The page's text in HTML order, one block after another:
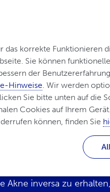
inversa Leben mit
Akne inversa zu
korrekte Funktionieren
Sie können
der
Hinweise. Wir werden
Sie bitte unten auf die
Cookies auf Ihrem
können, finden Sie